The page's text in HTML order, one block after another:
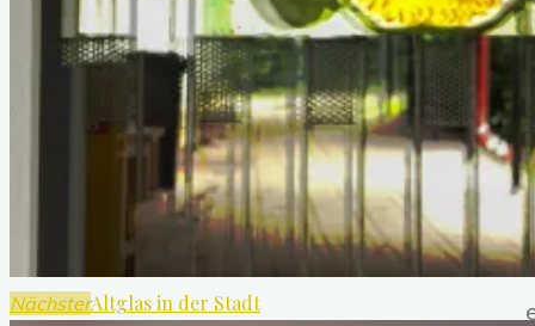
NächsterAltglas in der Stadt